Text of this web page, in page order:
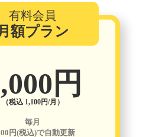
有料会員
額プラン
円
（税込 1,100円/月）
毎月
円(税込)で自動更新